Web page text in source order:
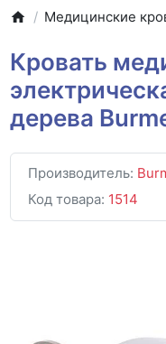
Медицинские
Кровать
дерева
Производитель:
Код товара: 1514